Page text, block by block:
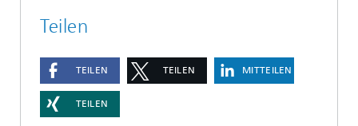
Teilen
TEILEN TEILEN MITTEILEN
TEILEN